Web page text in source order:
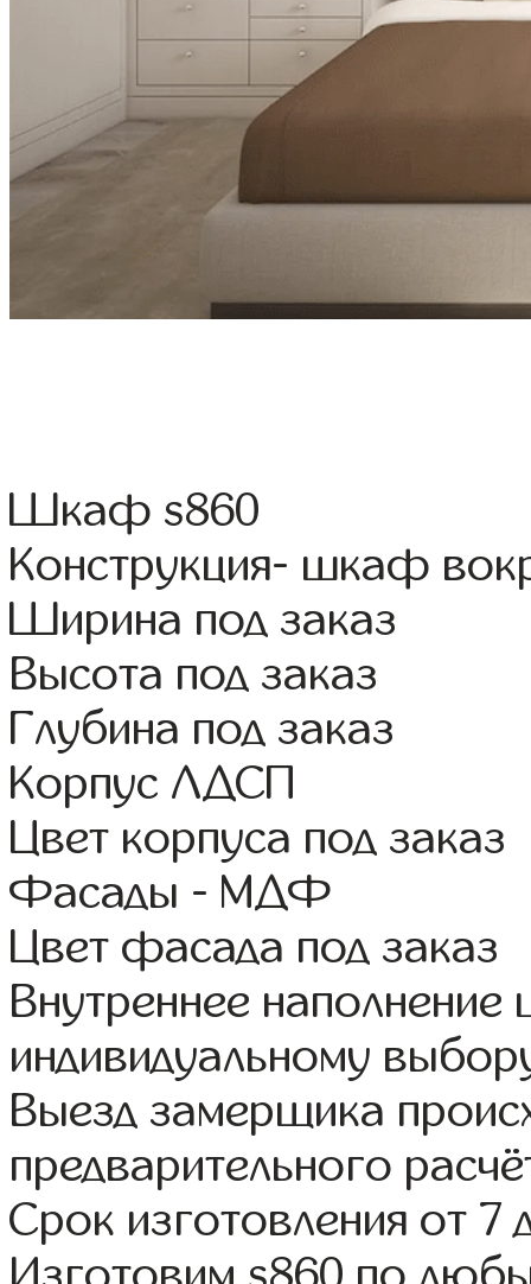
Шкаф s860
Конструкция- шкаф
Ширина под заказ
Высота под заказ
Глубина под заказ
Корпус ЛДСП
Цвет корпуса под заказ
Фасады - МДФ
Цвет фасада под заказ
Внутреннее
индивидуальному
Выезд замерщика
предварительного
Срок изготовления от 7